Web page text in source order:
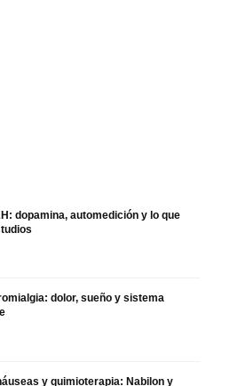
dopamina, automedición y lo que
dolor, sueño y sistema
y quimioterapia: Nabilon y